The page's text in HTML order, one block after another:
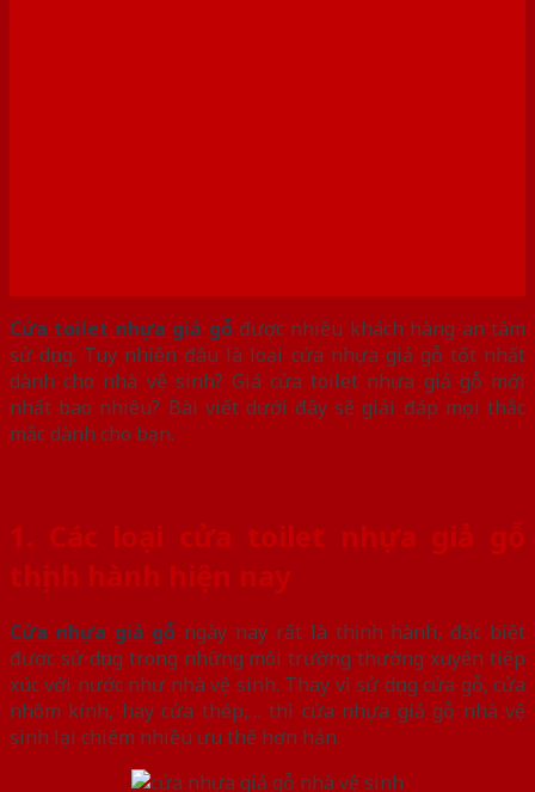
Cửa toilet nhựa giả gỗđược nhiều khách hàng an tâm
sử dụng. Tuy nhiên đâu là loại cửa nhựa giả gỗ tốt nhất
dành cho nhà vệ sinh? Giá cửa toilet nhựa giả gỗ mới
nhất bao nhiêu? Bài viết dưới đây sẽ giải đáp mọi thắc
mắc dành cho bạn.
1. Các loại cửa toilet nhựa giả gỗ
thịnh hành hiện nay
Cửa nhựa giả gỗ ngày nay rất là thịnh hành, đặc biệt
được sử dụng trong những môi trường thường xuyên tiếp
xúc với nước như nhà vệ sinh. Thay vì sử dụng cửa gỗ, cửa
nhôm kính, hay cửa thép,… thì cửa nhựa giả gỗ nhà vệ
sinh lại chiếm nhiều ưu thế hơn hẳn.